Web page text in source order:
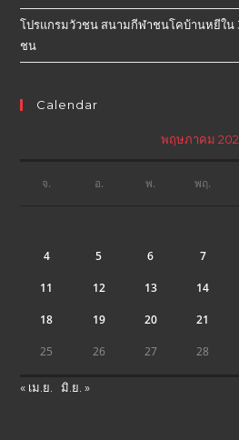
โปรแกรมวัวชน สนามกีฬาชนโคบ้านหยีใน
ชน
Calendar
พฤษภาคม
จ. อ. พ. พฤ.
4 5 6 7
11 12 13 14
18 19 20 21
25 26 27 28
« เม.ย. มิ.ย. »